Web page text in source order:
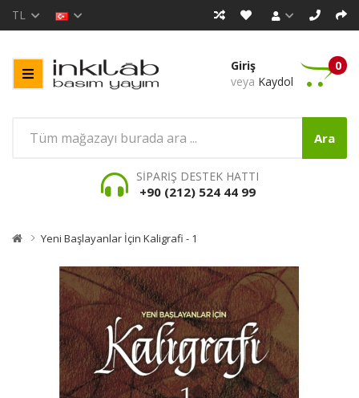
TL
Giriş
veya Kaydol
0
Ara
SİPARİŞ DESTEK HATTI
+90 (212) 524 44 99
Yeni Başlayanlar İçin Kaligrafi - 1